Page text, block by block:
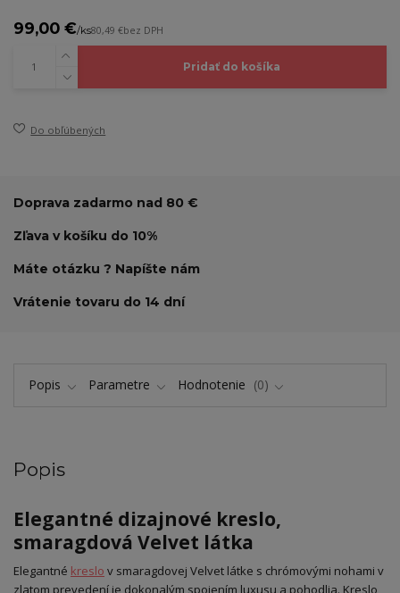
99,00 €/ks80,49 €bez DPH
Pridať do košíka
Do obľúbených
Doprava zadarmo nad 80 €
Zľava v košíku do 10%
Máte otázku ? Napíšte nám
Vrátenie tovaru do 14 dní
Popis Parametre Hodnotenie 0
Popis
Elegantné dizajnové kreslo,
smaragdová Velvet látka
Elegantné kreslo v smaragdovej Velvet látke s chrómovými nohami v
zlatom prevedení je dokonalým spojením luxusu a pohodlia. Kreslo